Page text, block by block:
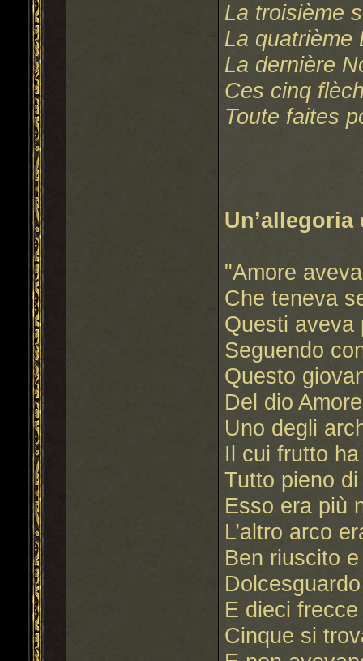
La troisième
La quatrième
La dernière
Ces cinq
Toute faites
Un’allegoria
"Amore
Che teneva
Questi aveva
Seguendo
Questo
Del dio
Uno degli
Il cui frutto
Tutto pieno
Esso era più
L’altro arco
Ben riuscito
E dieci
Cinque si